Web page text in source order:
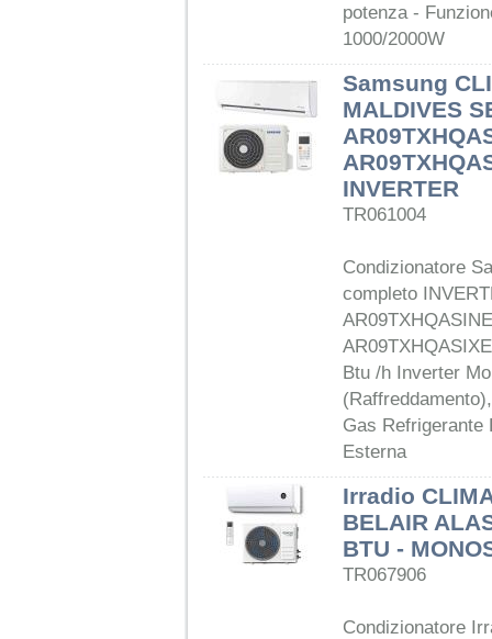
potenza -
1000/2000W
Samsung
MALDIVES
INVERTER
TR061004
Condizionatore
completo
Btu /h Inverter
Gas Refrigerante
Esterna
Irradio
BELAIR
BTU -
TR067906
Condizionatore